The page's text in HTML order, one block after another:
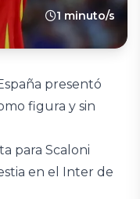
1 minuto/s
presentó
figura y sin
para Scaloni
en el Inter de